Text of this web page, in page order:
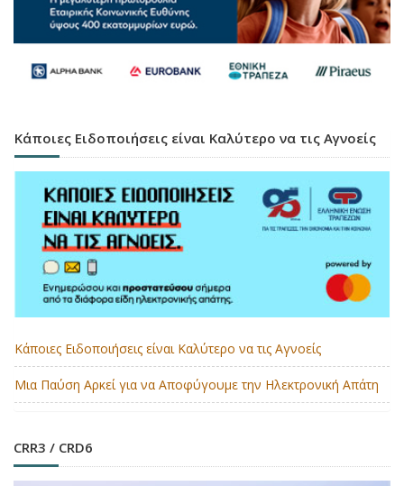
Κάποιες Ειδοποιήσεις είναι Καλύτερο να τις Αγνοείς
Κάποιες Ειδοποιήσεις είναι Καλύτερο να τις Αγνοείς
Μια Παύση Αρκεί για να Αποφύγουμε την Ηλεκτρονική Απάτη
CRR3 / CRD6